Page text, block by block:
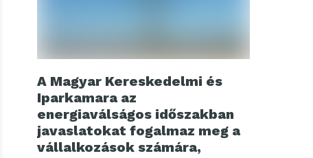
A Magyar Kereskedelmi és
Iparkamara az
energiaválságos időszakban
javaslatokat fogalmaz meg a
vállalkozások számára,